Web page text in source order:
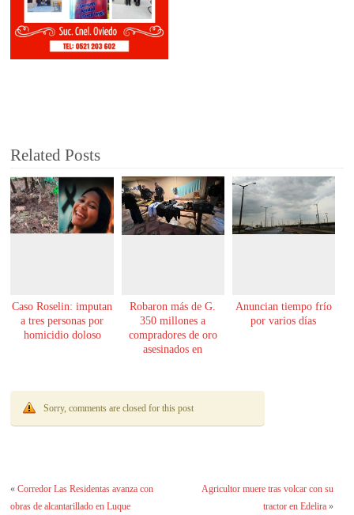
Related Posts
Caso Roselin: imputan
a tres personas por
homicidio doloso
Robaron más de G.
350 millones a
compradores de oro
asesinados en
Anuncian tiempo frío
por varios días
Sorry, comments are closed for this post
«Corredor Las Residentas avanza con
obras de alcantarillado en Luque
Agricultor muere tras volcar con su
tractor en Edelira»